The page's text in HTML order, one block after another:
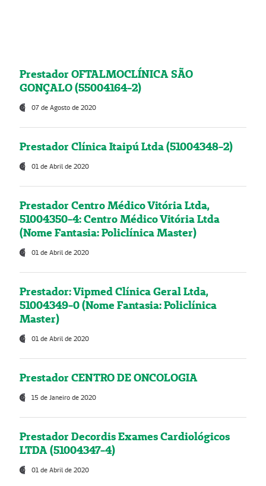
Prestador OFTALMOCLÍNICA SÃO
GONÇALO (55004164-2)
07 de Agosto de 2020
Prestador Clínica Itaipú Ltda (51004348-2)
01 de Abril de 2020
Prestador Centro Médico Vitória Ltda,
51004350-4: Centro Médico Vitória Ltda
(Nome Fantasia: Policlínica Master)
01 de Abril de 2020
Prestador: Vipmed Clínica Geral Ltda,
51004349-0 (Nome Fantasia: Policlínica
Master)
01 de Abril de 2020
Prestador CENTRO DE ONCOLOGIA
15 de Janeiro de 2020
Prestador Decordis Exames Cardiológicos
LTDA (51004347-4)
01 de Abril de 2020